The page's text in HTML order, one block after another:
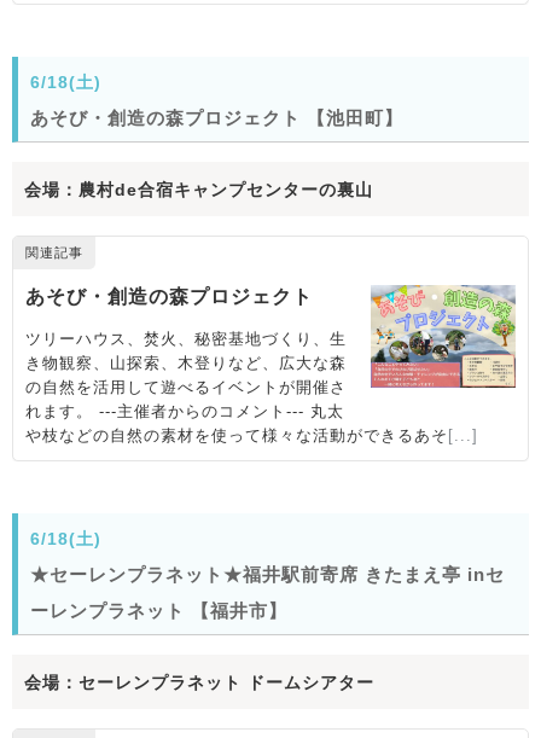
6/18(土)
あそび・創造の森プロジェクト 【池田町】
会場：農村de合宿キャンプセンターの裏山
6/18(土)
★セーレンプラネット★福井駅前寄席 きたまえ亭 inセ
ーレンプラネット 【福井市】
会場：セーレンプラネット ドームシアター